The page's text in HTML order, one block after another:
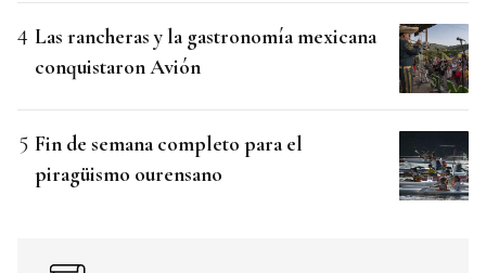
Las rancheras y la gastronomía mexicana
conquistaron Avión
Fin de semana completo para el
piragüismo ourensano